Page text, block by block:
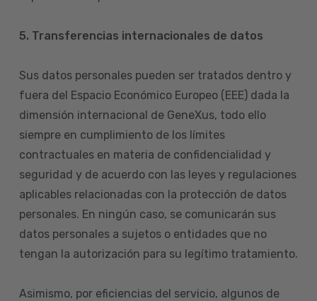
5. Transferencias internacionales de datos
Sus datos personales pueden ser tratados dentro y
fuera del Espacio Económico Europeo (EEE) dada la
dimensión internacional de GeneXus, todo ello
siempre en cumplimiento de los límites
contractuales en materia de confidencialidad y
seguridad y de acuerdo con las leyes y regulaciones
aplicables relacionadas con la protección de datos
personales. En ningún caso, se comunicarán sus
datos personales a sujetos o entidades que no
tengan la autorización para su legítimo tratamiento.
Asimismo, por eficiencias del servicio, algunos de